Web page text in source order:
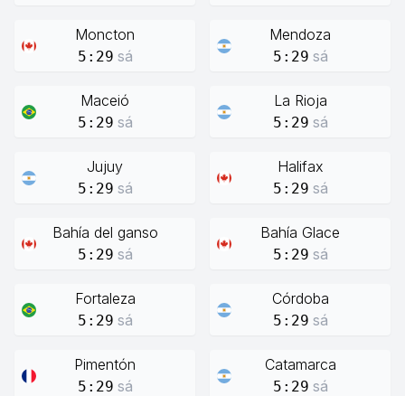
Moncton
5:29 sá
Mendoza
5:29 sá
Maceió
5:29 sá
La Rioja
5:29 sá
Jujuy
5:29 sá
Halifax
5:29 sá
Bahía del ganso
5:29 sá
Bahía Glace
5:29 sá
Fortaleza
5:29 sá
Córdoba
5:29 sá
Pimentón
5:29 sá
Catamarca
5:29 sá